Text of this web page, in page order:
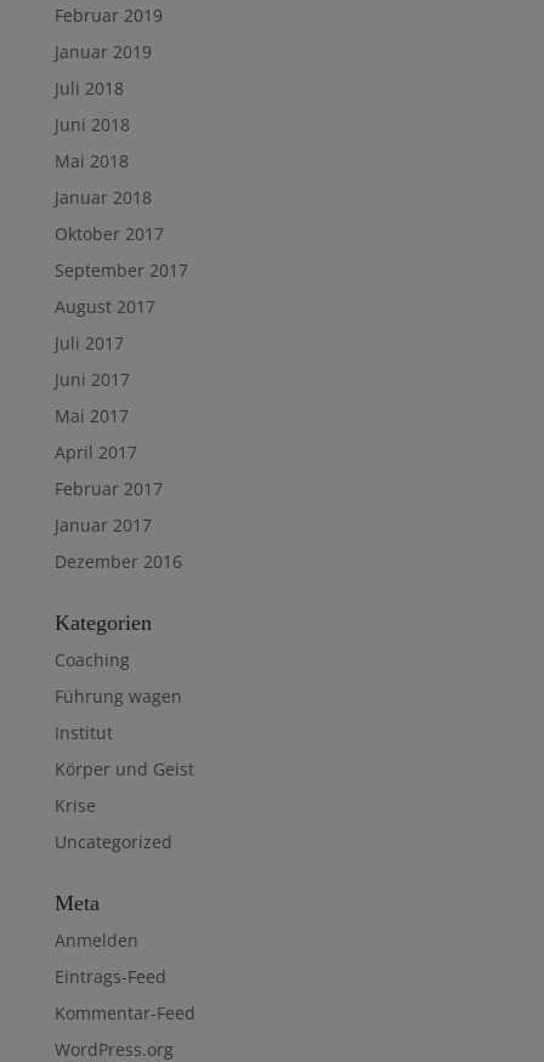
Februar 2019
Januar 2019
Juli 2018
Juni 2018
Mai 2018
Januar 2018
Oktober 2017
September 2017
August 2017
Juli 2017
Juni 2017
Mai 2017
April 2017
Februar 2017
Januar 2017
Dezember 2016
Kategorien
Coaching
Führung wagen
Institut
Körper und Geist
Krise
Uncategorized
Meta
Anmelden
Eintrags-Feed
Kommentar-Feed
WordPress.org